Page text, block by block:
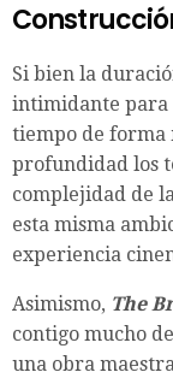
Si bien la
intimidante para
tiempo de
profundidad los
complejidad de
esta misma
experiencia
Asimismo, The
contigo mucho
una obra